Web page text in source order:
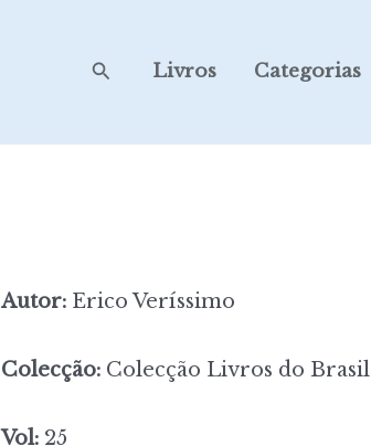
SearchLivros Categorias
Autor: Erico Veríssimo
Colecção: Colecção Livros do Brasil
Vol: 25